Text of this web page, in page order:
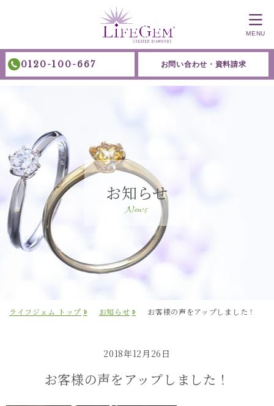
0120-100-667 お問い合わせ・資料請求
MENU
お知らせ
News
ライフジェム トップ お知らせ お客様の声をアップしました！
2018年12月26日
お客様の声をアップしました！